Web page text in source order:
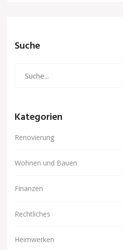
Suche
Kategorien
Renovierung
Wohnen und Bauen
Finanzen
Rechtliches
Heimwerken